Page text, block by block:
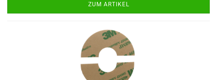
ZUM ARTIKEL